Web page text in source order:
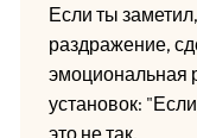
Если ты
раздражение,
эмоциональная
установок:
это не так.